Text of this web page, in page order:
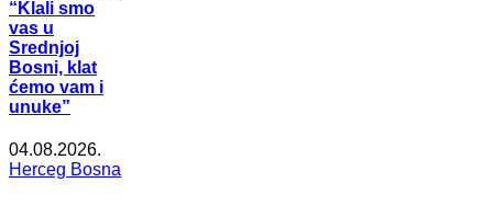
“Klali smo
vas u
Srednjoj
Bosni, klat
ćemo vam i
unuke”
04.08.2026.
Herceg Bosna